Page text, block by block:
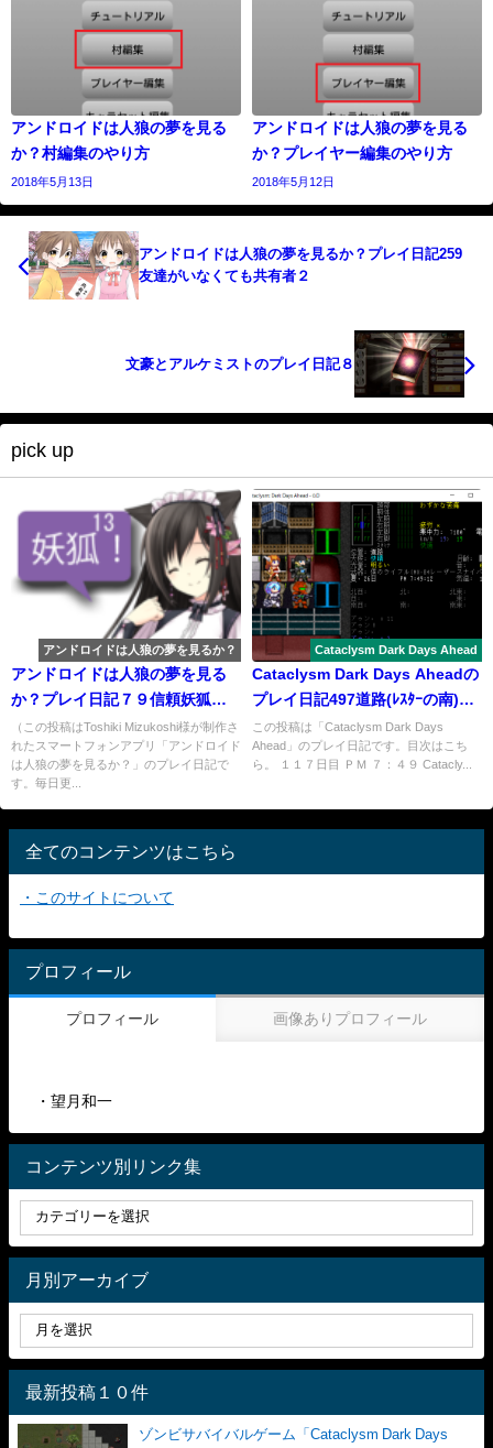
アンドロイドは人狼の夢を見る
か？村編集のやり方
2018年5月13日
アンドロイドは人狼の夢を見る
か？プレイヤー編集のやり方
2018年5月12日
アンドロイドは人狼の夢を見るか？プレイ日記259
友達がいなくても共有者２
文豪とアルケミストのプレイ日記８
pick up
アンドロイドは人狼の夢を見るか？
アンドロイドは人狼の夢を見る
か？プレイ日記７９信頼妖狐を
目指す２
（この投稿はToshiki Mizukoshi様が制作さ
れたスマートフォンアプリ「アンドロイド
は人狼の夢を見るか？」のプレイ日記で
す。毎日更...
Cataclysm Dark Days Ahead
Cataclysm Dark Days Aheadの
プレイ日記497道路(ﾚｽﾀｰの南)の
戦い
この投稿は「Cataclysm Dark Days
Ahead」のプレイ日記です。目次はこち
ら。 １１７日目 ＰＭ ７：４９ Catacly...
全てのコンテンツはこちら
・このサイトについて
プロフィール
プロフィール 画像ありプロフィール
・望月和一
コンテンツ別リンク集
月別アーカイブ
最新投稿１０件
ゾンビサバイバルゲーム「Cataclysm Dark Days